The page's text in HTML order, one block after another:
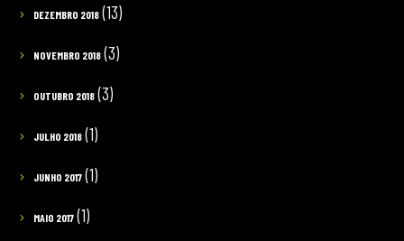
DEZEMBRO 2018(13)
NOVEMBRO 2018(3)
OUTUBRO 2018(3)
JULHO 2018(1)
JUNHO 2017(1)
MAIO 2017(1)